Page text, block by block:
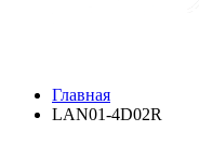
Главная
LAN01-4D02R